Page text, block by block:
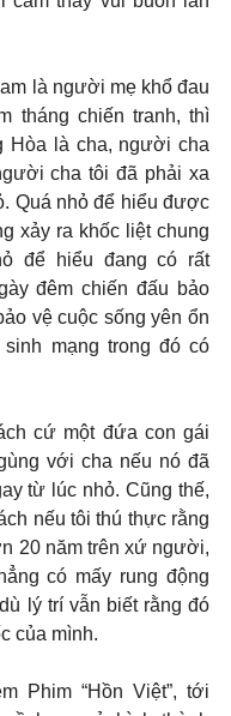
là người mẹ khổ đau
tháng chiến tranh, thì
Hòa là cha, người cha
cha tôi đã phải xa
Quá nhỏ để hiểu được
xảy ra khốc liệt chung
để hiểu đang có rất
đêm chiến đấu bảo
vệ cuộc sống yên ổn
mạng trong đó có
cứ một đứa con gái
với cha nếu nó đã
từ lúc nhỏ. Cũng thế,
nếu tôi thú thực rằng
20 năm trên xứ người,
có mấy rung động
lý trí vẫn biết rằng đó
của mình.
Phim “Hồn Việt”, tới